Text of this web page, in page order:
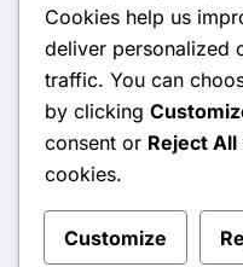
Kategoriat
Prosessien
Työnkulkujen
Cookies help us
deliver personalized
traffic. You can
by clicking
consent or Reject All
cookies.
Customize